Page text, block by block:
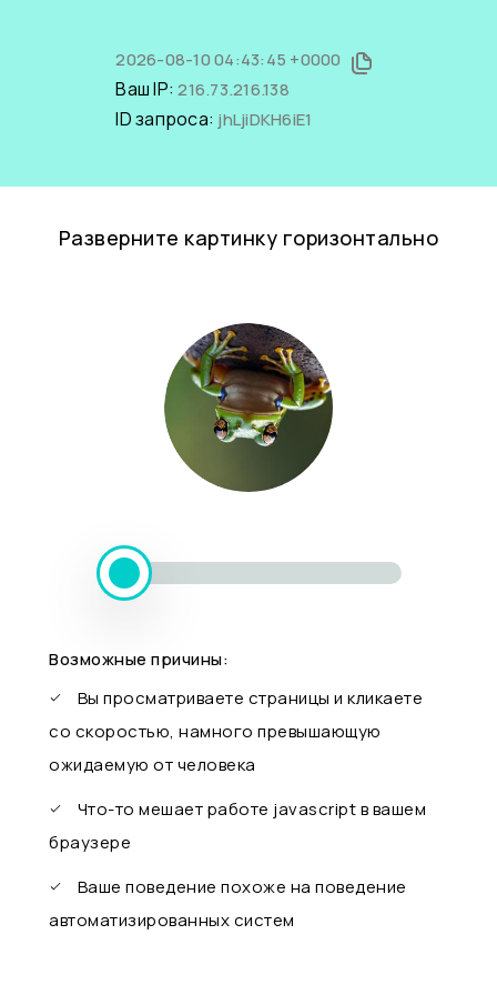
2026-08-10 04:43:45 +0000
Ваш IP:216.73.216.138
ID запроса: jhLjiDKH6iE1
Разверните картинку горизонтально
Возможные причины:
Вы просматриваете страницы и кликаете
со скоростью, намного превышающую
ожидаемую от человека
Что-то мешает работе javascript в вашем
браузере
Ваше поведение похоже на поведение
автоматизированных систем